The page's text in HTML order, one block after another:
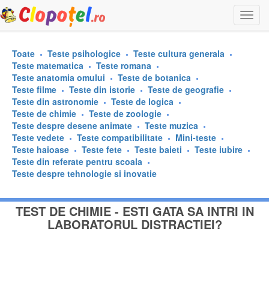
Toate Teste psihologice
Teste cultura generala
Teste matematica
Teste romana
Teste anatomia omului
Teste de botanica
Teste filme
Teste din istorie
Teste de geografie
Teste din astronomie
Teste de logica
Teste de chimie
Teste de zoologie
Teste despre desene animate
Teste muzica
Teste vedete
Teste compatibilitate
Mini-teste
Teste haioase
Teste fete Teste baieti
Teste iubire
Teste din referate pentru scoala
Teste despre tehnologie si inovatie
TEST DE CHIMIE - ESTI GATA SA INTRI IN
LABORATORUL DISTRACTIEI?